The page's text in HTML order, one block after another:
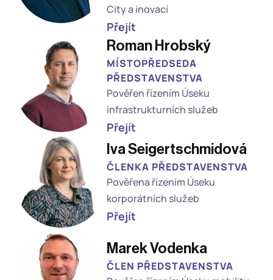
City a inovací
Přejít
Roman Hrobský
MÍSTOPŘEDSEDA
PŘEDSTAVENSTVA
Pověřen řízením Úseku
infrastrukturních služeb
Přejít
Iva Seigertschmidová
ČLENKA PŘEDSTAVENSTVA
Pověřena řízením Úseku
korporátních služeb
Přejít
Marek Vodenka
ČLEN PŘEDSTAVENSTVA